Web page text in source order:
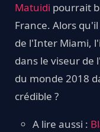
Matuidi pourrait
France. Alors
de l'Inter Miami,
dans le viseur de
du monde 2018
crédible ?
A lire aussi :